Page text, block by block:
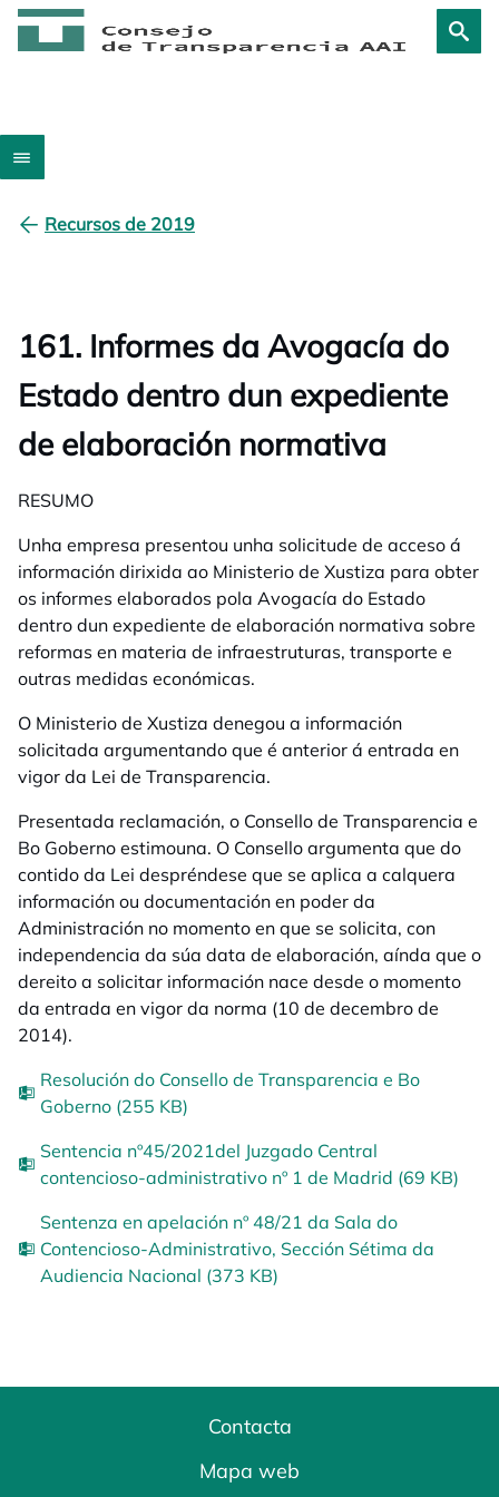
Recursos de 2019
161. Informes da Avogacía do
Estado dentro dun expediente
de elaboración normativa
RESUMO
Unha empresa presentou unha solicitude de acceso á
información dirixida ao Ministerio de Xustiza para obter
os informes elaborados pola Avogacía do Estado
dentro dun expediente de elaboración normativa sobre
reformas en materia de infraestruturas, transporte e
outras medidas económicas.
O Ministerio de Xustiza denegou a información
solicitada argumentando que é anterior á entrada en
vigor da Lei de Transparencia.
Presentada reclamación, o Consello de Transparencia e
Bo Goberno estimouna. O Consello argumenta que do
contido da Lei despréndese que se aplica a calquera
información ou documentación en poder da
Administración no momento en que se solicita, con
independencia da súa data de elaboración, aínda que o
dereito a solicitar información nace desde o momento
da entrada en vigor da norma (10 de decembro de
2014).
Resolución do Consello de Transparencia e Bo
Goberno (255 KB)
Sentencia nº45/2021del Juzgado Central
contencioso-administrativo nº 1 de Madrid (69 KB)
Sentenza en apelación nº 48/21 da Sala do
Contencioso-Administrativo, Sección Sétima da
Audiencia Nacional (373 KB)
Contacta
Mapa web